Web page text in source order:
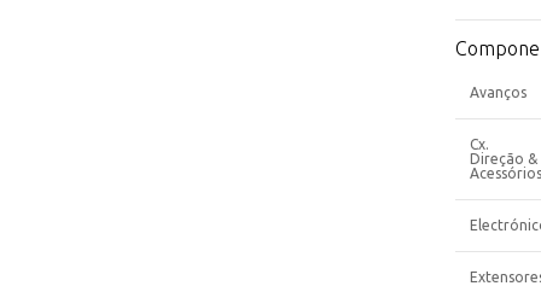
Avanços
Cx.
Direção &
Acessórios